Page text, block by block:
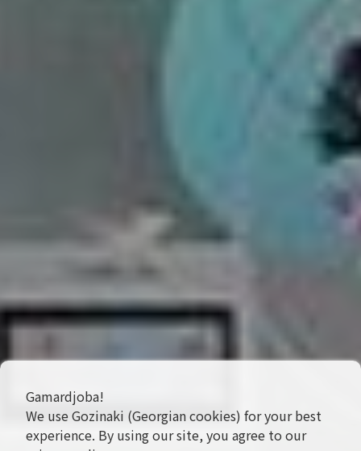
Gamardjoba!
We use Gozinaki (Georgian cookies) for your best
experience. By using our site, you agree to our